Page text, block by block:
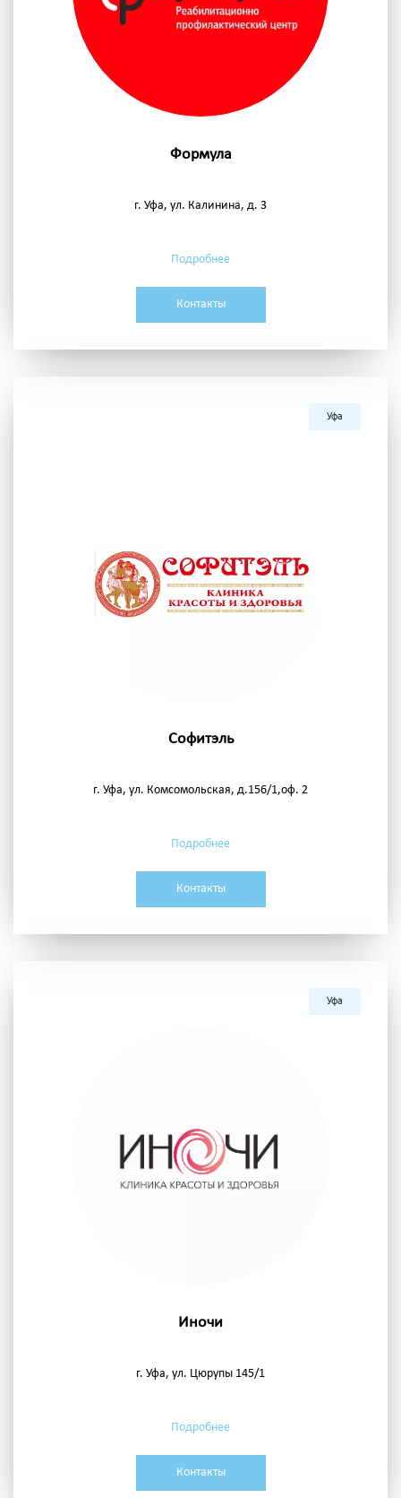
Формула
г. Уфа, ул. Калинина, д. 3
Подробнее
Контакты
Уфа
Софитэль
г. Уфа, ул. Комсомольская, д.156/1,оф. 2
Подробнее
Контакты
Уфа
Иночи
г. Уфа, ул. Цюрупы 145/1
Подробнее
Контакты